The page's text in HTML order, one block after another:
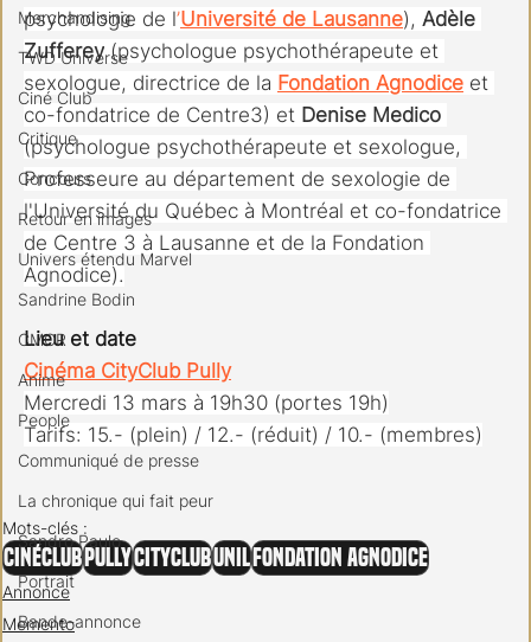
Merchandising
TWD Universe
Ciné Club
Critique
Concours
Retour en images
Univers étendu Marvel
Sandrine Bodin
CMCR
Anime
People
Communiqué de presse
La chronique qui fait peur
Sandro Paulo
Portrait
Bande-annonce
psychologie de l’Université de Lausanne), Adèle
Zufferey (psychologue psychothérapeute et
sexologue, directrice de la Fondation Agnodice et
co-fondatrice de Centre3) et Denise Medico
(psychologue psychothérapeute et sexologue,
Professeure au département de sexologie de
l'Université du Québec à Montréal et co-fondatrice
de Centre 3 à Lausanne et de la Fondation
Agnodice).
Lieu et date
Cinéma CityClub Pully
Mercredi 13 mars à 19h30 (portes 19h)
Tarifs: 15.- (plein) / 12.- (réduit) / 10.- (membres)
Mots-clés :
CinéClub PullyCityClubUNIL Fondation Agnodice
Annonce
Memento